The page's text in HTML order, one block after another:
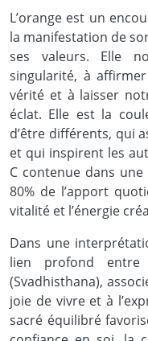
L’orange est un
la manifestation de
ses valeurs. Elle
singularité, à
vérité et à laisser
éclat. Elle est la
d’être différents, qui
et qui inspirent les
C contenue dans
80% de l’apport
vitalité et l’énergie
Dans une
lien profond
(Svadhisthana),
joie de vivre et à
sacré équilibré